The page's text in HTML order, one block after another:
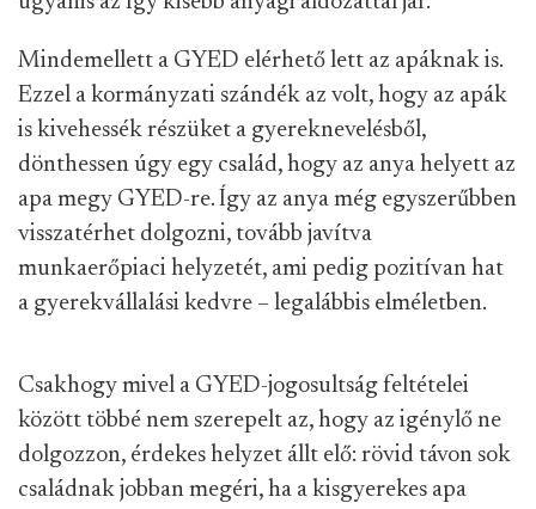
Mindemellett a GYED elérhető lett az apáknak is.
Ezzel a kormányzati szándék az volt, hogy az apák
is kivehessék részüket a gyereknevelésből,
dönthessen úgy egy család, hogy az anya helyett az
apa megy GYED-re. Így az anya még egyszerűbben
visszatérhet dolgozni, tovább javítva
munkaerőpiaci helyzetét, ami pedig pozitívan hat
a gyerekvállalási kedvre – legalábbis elméletben.
Csakhogy mivel a GYED-jogosultság feltételei
között többé nem szerepelt az, hogy az igénylő ne
dolgozzon, érdekes helyzet állt elő: rövid távon sok
családnak jobban megéri, ha a kisgyerekes apa